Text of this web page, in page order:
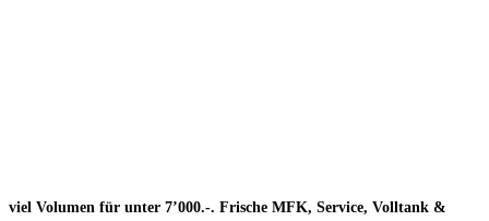
viel Volumen für unter 7’000.-. Frische MFK, Service, Volltank &